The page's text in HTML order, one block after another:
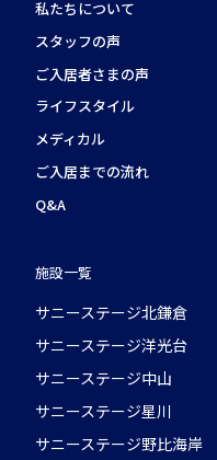
私たちについて
スタッフの声
ご入居者さまの声
ライフスタイル
メディカル
ご入居までの流れ
Q&A
施設一覧
サニーステージ北鎌倉
サニーステージ洋光台
サニーステージ中山
サニーステージ星川
サニーステージ野比海岸